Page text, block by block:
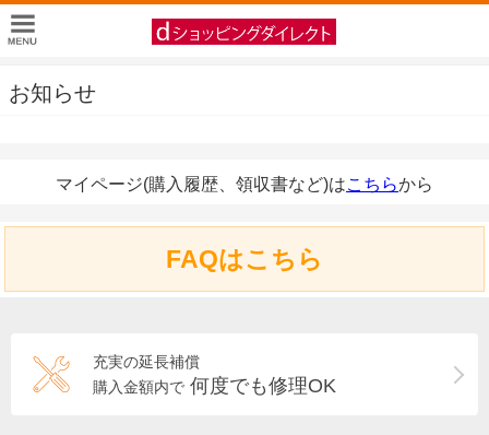
お知らせ
マイページ(購入履歴、領収書など)はこちらから
FAQはこちら
充実の延長補償
購入金額内で 何度でも修理OK